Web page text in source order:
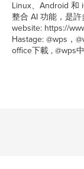
Linux、Android 和
整合 AI 功能，是許
website: https://
Hastage: @wps，
office下載 , @wps